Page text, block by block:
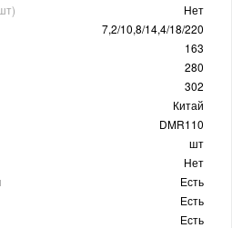
Нет
7,2/10,8/14,4/18/220
163
280
302
Китай
DMR110
шт
Нет
Есть
Есть
Есть